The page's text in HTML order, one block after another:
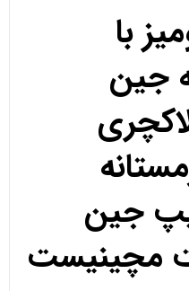
با
جین
جین
مچینیست